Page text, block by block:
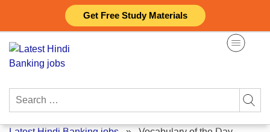
Get Free Study Materials
content
Search